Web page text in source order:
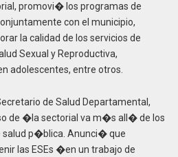
promovi� los programas de
con el municipio,
la calidad de los servicios de
Sexual y Reproductiva,
adolescentes, entre otros.
de Salud Departamental,
de �la sectorial va m�s all� de los
p�blica. Anunci� que
las ESEs �en un trabajo de